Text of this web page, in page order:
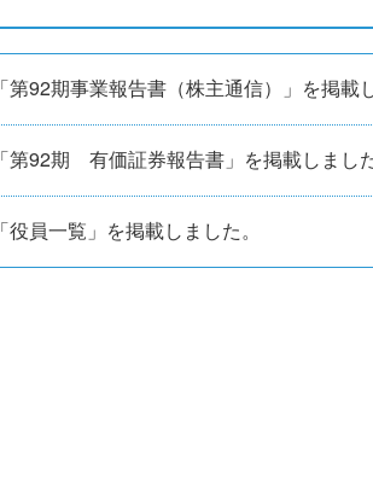
「第92期事業報告書（株主通信）」を掲載
「第92期 有価証券報告書」を掲載しました
「役員一覧」を掲載しました。